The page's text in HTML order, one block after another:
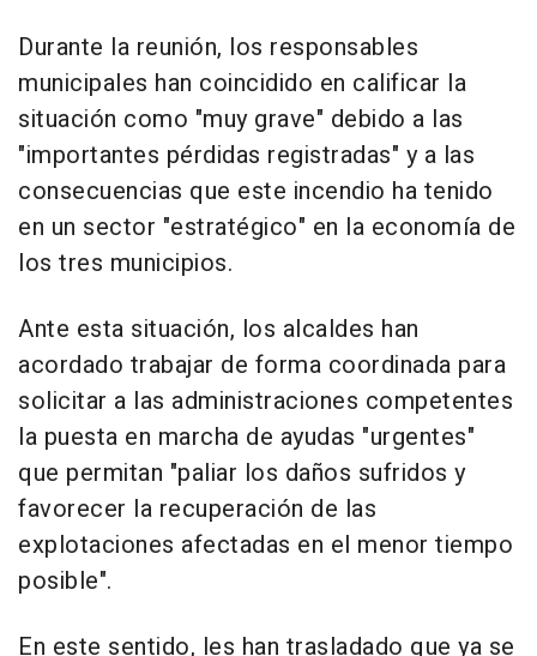
Durante la reunión, los responsables
municipales han coincidido en calificar la
situación como "muy grave" debido a las
"importantes pérdidas registradas" y a las
consecuencias que este incendio ha tenido
en un sector "estratégico" en la economía de
los tres municipios.
Ante esta situación, los alcaldes han
acordado trabajar de forma coordinada para
solicitar a las administraciones competentes
la puesta en marcha de ayudas "urgentes"
que permitan "paliar los daños sufridos y
favorecer la recuperación de las
explotaciones afectadas en el menor tiempo
posible".
En este sentido, les han trasladado que ya se